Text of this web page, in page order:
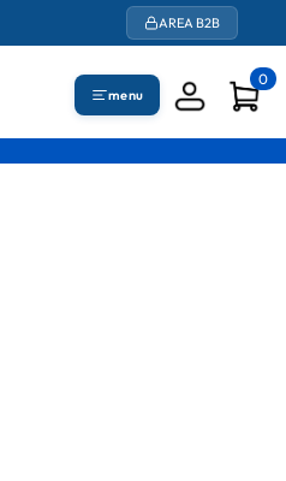
AREA B2B
menu
0